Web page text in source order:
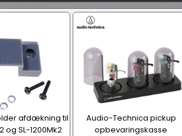
afdækning til
og SL-1200Mk2
Audio-Technica pickup
opbevaringskasse